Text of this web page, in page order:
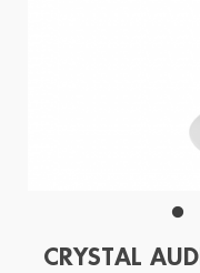
CRYSTAL